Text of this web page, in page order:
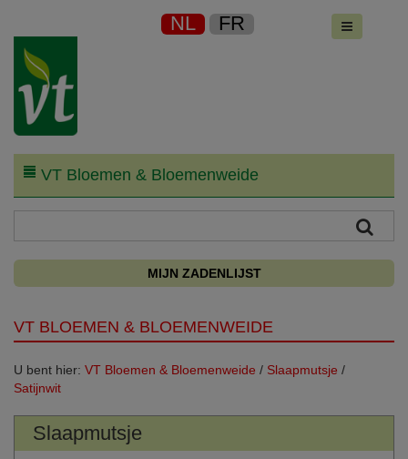
NL FR
VT Bloemen & Bloemenweide
MIJN ZADENLIJST
VT BLOEMEN & BLOEMENWEIDE
U bent hier: VT Bloemen & Bloemenweide / Slaapmutsje /
Satijnwit
Slaapmutsje